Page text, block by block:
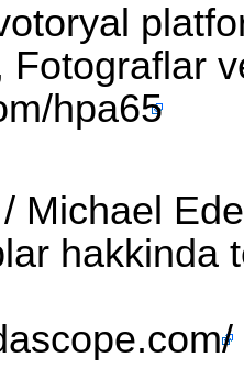
Fotograflar
hpa65
Michael
hakkinda